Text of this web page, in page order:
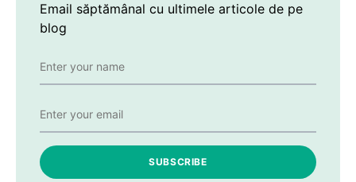
Email săptămânal cu ultimele articole de pe
blog
SUBSCRIBE